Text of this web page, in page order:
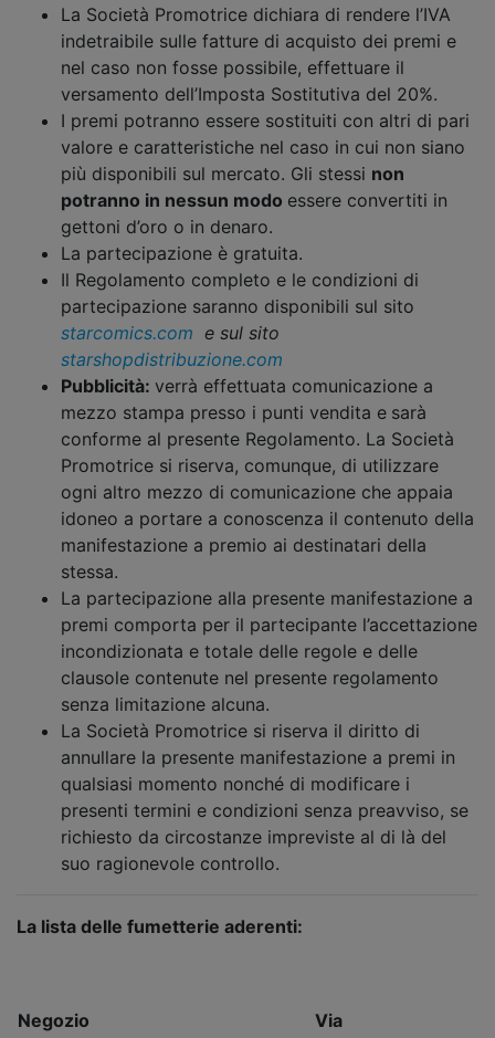
La Società Promotrice dichiara di rendere l’IVA
indetraibile sulle fatture di acquisto dei premi e
nel caso non fosse possibile, effettuare il
versamento dell’Imposta Sostitutiva del 20%.
I premi potranno essere sostituiti con altri di pari
valore e caratteristiche nel caso in cui non siano
più disponibili sul mercato. Gli stessi non
potranno in nessun modo essere convertiti in
gettoni d’oro o in denaro.
La partecipazione è gratuita.
Il Regolamento completo e le condizioni di
partecipazione saranno disponibili sul sito
starcomics.com e sul sito
starshopdistribuzione.com
Pubblicità: verrà effettuata comunicazione a
mezzo stampa presso i punti vendita e sarà
conforme al presente Regolamento. La Società
Promotrice si riserva, comunque, di utilizzare
ogni altro mezzo di comunicazione che appaia
idoneo a portare a conoscenza il contenuto della
manifestazione a premio ai destinatari della
stessa.
La partecipazione alla presente manifestazione a
premi comporta per il partecipante l’accettazione
incondizionata e totale delle regole e delle
clausole contenute nel presente regolamento
senza limitazione alcuna.
La Società Promotrice si riserva il diritto di
annullare la presente manifestazione a premi in
qualsiasi momento nonché di modificare i
presenti termini e condizioni senza preavviso, se
richiesto da circostanze impreviste al di là del
suo ragionevole controllo.
La lista delle fumetterie aderenti:
Negozio Via